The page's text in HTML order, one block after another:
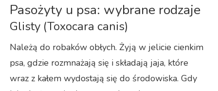
Pasożyty u psa: wybrane rodzaje
Glisty (Toxocara canis)
Należą do robaków obłych. Żyją w jelicie cienkim
psa, gdzie rozmnażają się i składają jaja, które
wraz z kałem wydostają się do środowiska. Gdy